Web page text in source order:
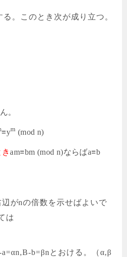
。このとき次が成り立つ。
。
≡ym (mod n)
きam≡bm (mod n)ならばa≡b
がnの倍数を示せばよいで
は
b=βnとおける。（α,β